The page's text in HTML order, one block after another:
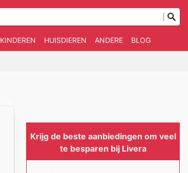
KINDEREN HUISDIEREN ANDERE BLOG
Krijg de beste aanbiedingen om veel
te besparen bij Livera